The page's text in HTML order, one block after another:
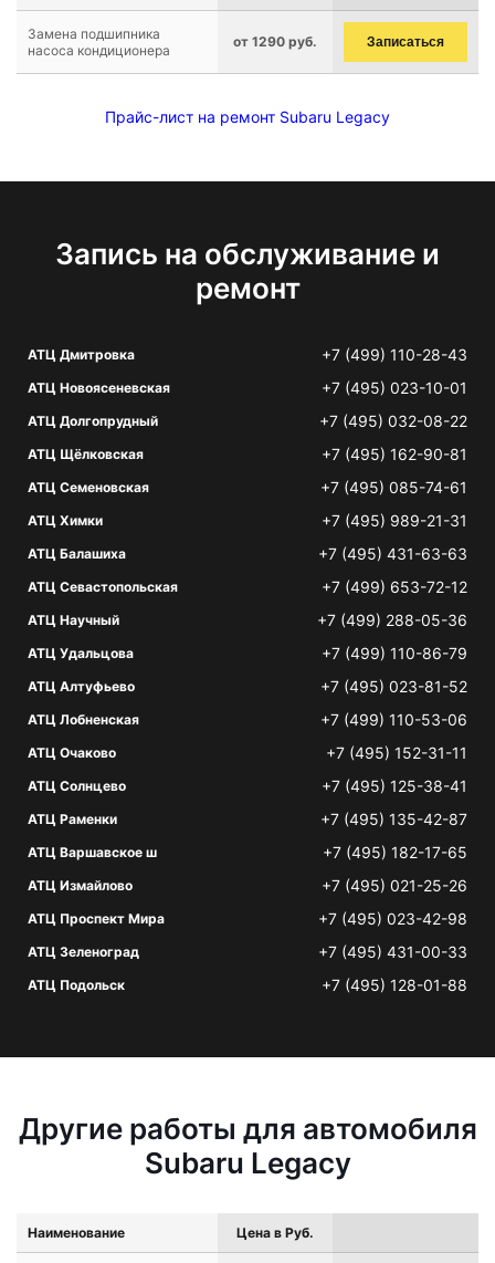
Замена подшипника
насоса кондиционера
от 1290 руб. Записаться
Прайс-лист на ремонт Subaru Legacy
Запись на обслуживание и
ремонт
АТЦ Дмитровка +7 (499) 110-28-43
АТЦ Новоясеневская +7 (495) 023-10-01
АТЦ Долгопрудный +7 (495) 032-08-22
АТЦ Щёлковская +7 (495) 162-90-81
АТЦ Семеновская +7 (495) 085-74-61
АТЦ Химки +7 (495) 989-21-31
АТЦ Балашиха +7 (495) 431-63-63
АТЦ Севастопольская +7 (499) 653-72-12
АТЦ Научный +7 (499) 288-05-36
АТЦ Удальцова +7 (499) 110-86-79
АТЦ Алтуфьево +7 (495) 023-81-52
АТЦ Лобненская +7 (499) 110-53-06
АТЦ Очаково +7 (495) 152-31-11
АТЦ Солнцево +7 (495) 125-38-41
АТЦ Раменки +7 (495) 135-42-87
АТЦ Варшавское ш +7 (495) 182-17-65
АТЦ Измайлово +7 (495) 021-25-26
АТЦ Проспект Мира +7 (495) 023-42-98
АТЦ Зеленоград +7 (495) 431-00-33
АТЦ Подольск +7 (495) 128-01-88
Другие работы для автомобиля
Subaru Legacy
Наименование Цена в Руб.